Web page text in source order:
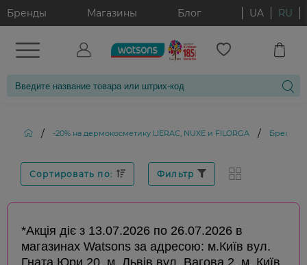
Бренды Магазины Блог UA RU
/ -20% на дермокосметику LIERAC, NUXE и FILORGA / Бренд:
Сортировать по: Фильтр
*Акція діє з 13.07.2026 по 26.07.2026 в
магазинах Watsons за адресою: м.Київ вул.
Гната Юри 20, м. Львів вул. Вагова 2, м. Київ